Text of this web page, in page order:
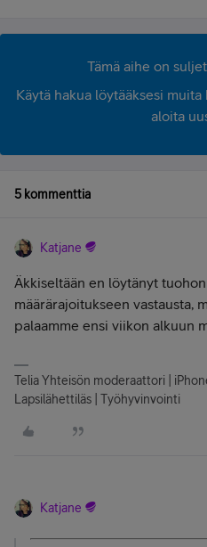
Tämä aihe on
Käytä hakua löytääksesi
aloita
5 kommenttia
Katjane
Äkkiseltään en löytänyt
määrärajoitukseen vastausta,
palaamme ensi viikon alkuun
Telia Yhteisön moderaattori |
Lapsilähettiläs | Työhyvinvointi
Katjane